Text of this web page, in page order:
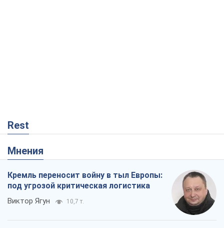
Rest
Мнения
Кремль переносит войну в тыл Европы:
под угрозой критическая логистика
Виктор Ягун 10,7 т.